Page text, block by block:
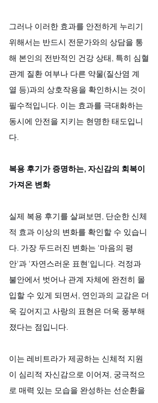
그러나 이러한 효과를 안전하게 누리기
위해서는 반드시 전문가와의 상담을 통
해 본인의 전반적인 건강 상태, 특히 심혈
관계 질환 여부나 다른 약물(질산염 계
열 등)과의 상호작용을 확인하시는 것이
필수적입니다. 이는 효과를 극대화하는
동시에 안전을 지키는 현명한 태도입니
다.
복용 후기가 증명하는, 자신감의 회복이
가져온 변화
실제 복용 후기를 살펴보면, 단순한 신체
적 효과 이상의 변화를 확인할 수 있습니
다. 가장 두드러진 변화는 '마음의 평
안'과 '자연스러운 표현'입니다. 걱정과
불안에서 벗어나 관계 자체에 완전히 몰
입할 수 있게 되면서, 연인과의 교감은 더
욱 깊어지고 사랑의 표현은 더욱 풍부해
졌다는 점입니다.
이는 레비트라가 제공하는 신체적 지원
이 심리적 자신감으로 이어져, 궁극적으
로 매력 있는 모습을 완성하는 선순환을